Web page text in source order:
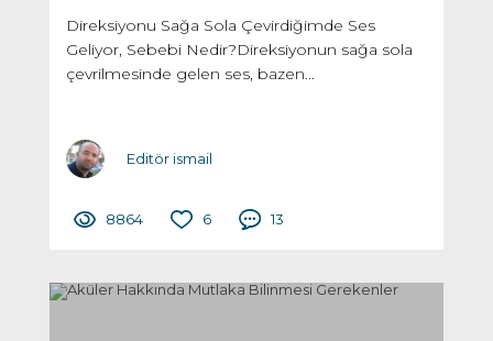
Direksiyonu Sağa Sola Çevirdiğimde Ses
Geliyor, Sebebi Nedir?Direksiyonun sağa sola
çevrilmesinde gelen ses, bazen...
Editör ismail
8864 6 13